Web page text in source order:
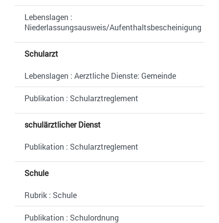
Lebenslagen :
Niederlassungsausweis/Aufenthaltsbescheinigung
Schularzt
Lebenslagen : Aerztliche Dienste: Gemeinde
Publikation : Schularztreglement
schulärztlicher Dienst
Publikation : Schularztreglement
Schule
Rubrik : Schule
Publikation : Schulordnung